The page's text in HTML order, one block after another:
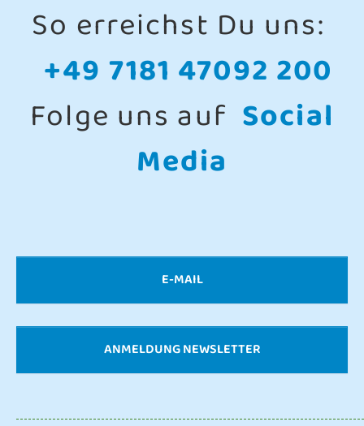
So erreichst Du uns:
+49 7181 47092 200
Folge uns auf Social
Media
E-MAIL
ANMELDUNG NEWSLETTER